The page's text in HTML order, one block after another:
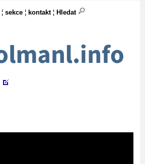
¦ sekce ¦ kontakt¦ Hledat